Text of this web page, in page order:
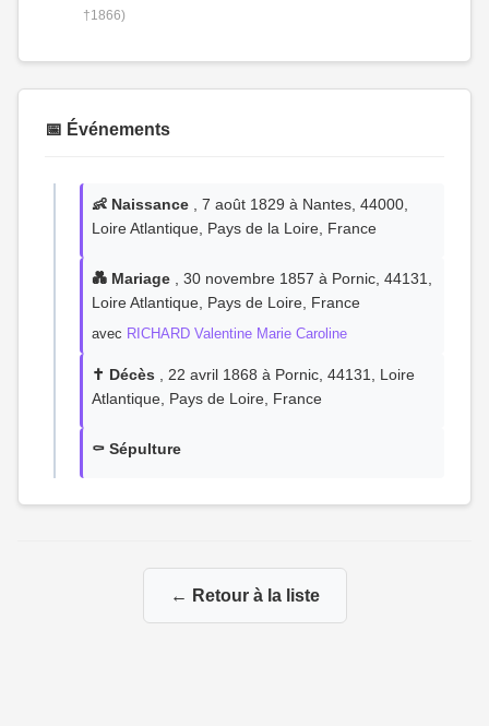
†1866)
📅 Événements
👶 Naissance , 7 août 1829 à Nantes, 44000,
Loire Atlantique, Pays de la Loire, France
💑 Mariage , 30 novembre 1857 à Pornic, 44131,
Loire Atlantique, Pays de Loire, France
avec RICHARD Valentine Marie Caroline
✝️ Décès , 22 avril 1868 à Pornic, 44131, Loire
Atlantique, Pays de Loire, France
⚰️ Sépulture
← Retour à la liste